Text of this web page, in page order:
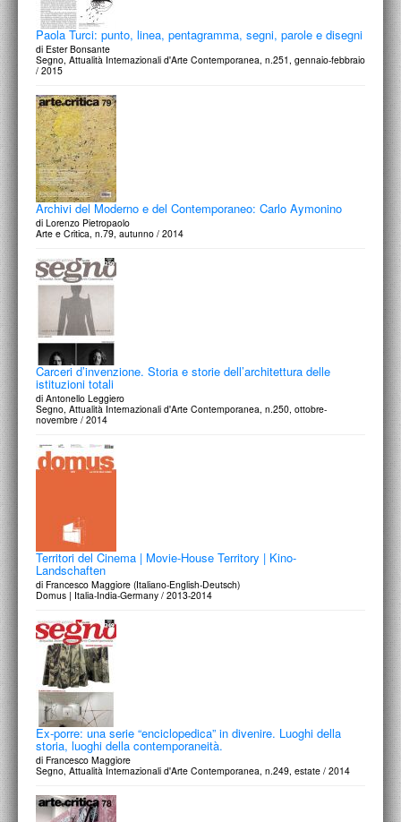
Paola Turci: punto, linea, pentagramma, segni, parole e disegni
di Ester Bonsante
Segno, Attualità Internazionali d'Arte Contemporanea, n.251, gennaio-febbraio
/ 2015
Archivi del Moderno e del Contemporaneo: Carlo Aymonino
di Lorenzo Pietropaolo
Arte e Critica, n.79, autunno / 2014
Carceri d’invenzione. Storia e storie dell’architettura delle
istituzioni totali
di Antonello Leggiero
Segno, Attualità Internazionali d'Arte Contemporanea, n.250, ottobre-
novembre / 2014
Territori del Cinema | Movie-House Territory | Kino-
Landschaften
di Francesco Maggiore (Italiano-English-Deutsch)
Domus | Italia-India-Germany / 2013-2014
Ex-porre: una serie “enciclopedica” in divenire. Luoghi della
storia, luoghi della contemporaneità.
di Francesco Maggiore
Segno, Attualità Internazionali d'Arte Contemporanea, n.249, estate / 2014